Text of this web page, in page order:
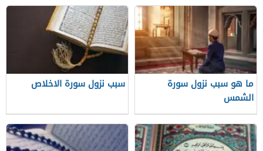
ما هو سبب نزول سورة
الشمس
سبب نزول سورة الاخلاص